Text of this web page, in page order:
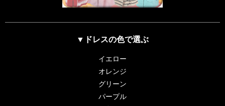
▼ドレスの色で選ぶ
イエロー
オレンジ
グリーン
パープル